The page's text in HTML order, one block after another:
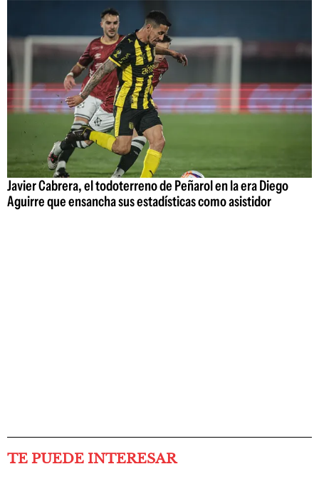
Javier Cabrera, el todoterreno de Peñarol en la era Diego
Aguirre que ensancha sus estadísticas como asistidor
TE PUEDE INTERESAR